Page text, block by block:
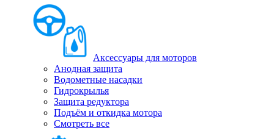
Аксессуары для моторов
Анодная защита
Водометные насадки
Гидрокрылья
Защита редуктора
Подъём и откидка мотора
Смотреть все